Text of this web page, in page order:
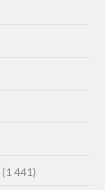
(1 441)